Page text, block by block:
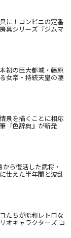
に！コンビニの定番
具シリーズ『ジムマ
初の巨大都城・藤原
女帝・持統天皇の凄
景を描くことに相応
『色辞典』が新発
から復活した武将・
仕えた半年間と波乱
たちが昭和レトロな
オキャラクターズ コ